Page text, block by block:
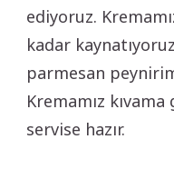
ediyoruz.
kadar
parmesan
Kremamız
servise hazır.